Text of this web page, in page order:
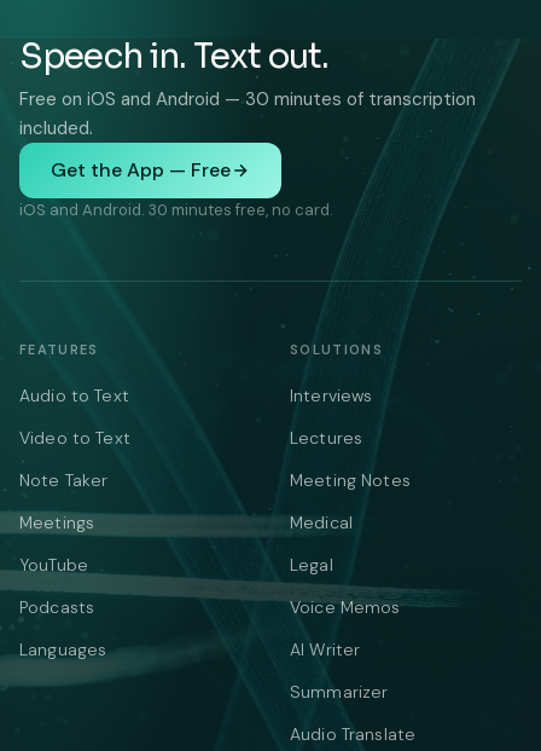
Speech in. Text out.
Free on iOS and Android — 30 minutes of transcription
included.
Get the App — Free
iOS and Android. 30 minutes free, no card.
FEATURES
Audio to Text
Video to Text
Note Taker
Meetings
YouTube
Podcasts
Languages
SOLUTIONS
Interviews
Lectures
Meeting Notes
Medical
Legal
Voice Memos
AI Writer
Summarizer
Audio Translate